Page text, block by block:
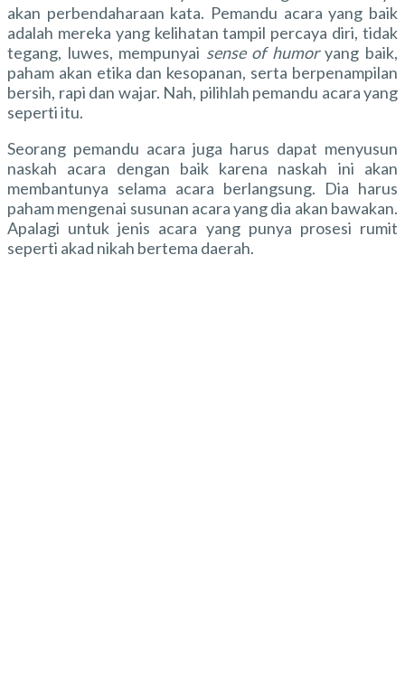
akan perbendaharaan kata. Pemandu acara yang baik
adalah mereka yang kelihatan tampil percaya diri, tidak
tegang, luwes, mempunyai sense of humoryang baik,
paham akan etika dan kesopanan, serta berpenampilan
bersih, rapi dan wajar. Nah, pilihlah pemandu acara yang
seperti itu.
Seorang pemandu acara juga harus dapat menyusun
naskah acara dengan baik karena naskah ini akan
membantunya selama acara berlangsung. Dia harus
paham mengenai susunan acara yang dia akan bawakan.
Apalagi untuk jenis acara yang punya prosesi rumit
seperti akad nikah bertema daerah.